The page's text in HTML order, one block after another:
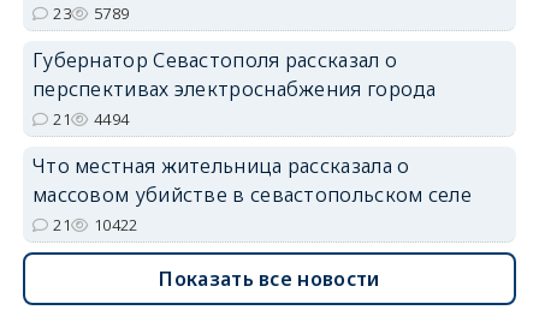
23 5789
Губернатор Севастополя рассказал о
перспективах электроснабжения города
21 4494
Что местная жительница рассказала о
массовом убийстве в севастопольском селе
21 10422
Показать все новости